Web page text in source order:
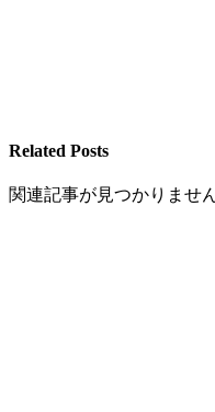
Related Posts
関連記事が見つかりませ